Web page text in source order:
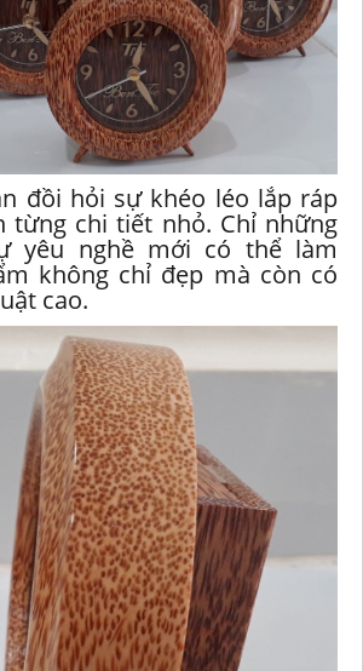
đồi hỏi sự khéo léo lắp ráp
từng chi tiết nhỏ. Chỉ những
yêu nghề mới có thể làm
không chỉ đẹp mà còn có
cao.